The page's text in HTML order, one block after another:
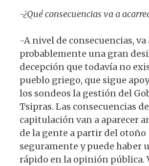
-¿Qué consecuencias va a
-A nivel de consecuencias, va
probablemente una gran
decepción que todavía no
pueblo griego, que sigue
los sondeos la gestión del
Tsipras. Las consecuencias
capitulación van a aparecer
de la gente a partir del otoño
seguramente y puede haber
rápido en la opinión pública.